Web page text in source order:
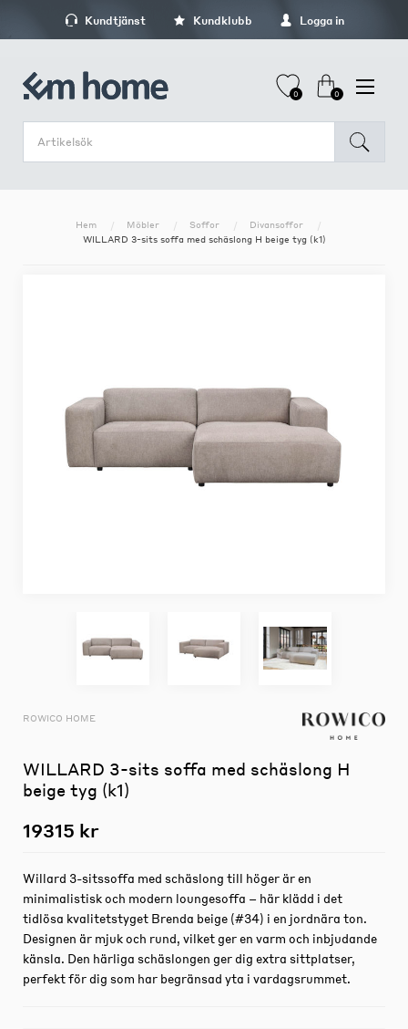
Kundtjänst Kundklubb Logga in
0 0
Hem Möbler Soffor
Divansoffor
WILLARD 3-sits soffa med schäslong H beige tyg (k1)
ROWICO HOME
WILLARD 3-sits soffa med schäslong H
beige tyg (k1)
19315 kr
Willard 3-sitssoffa med schäslong till höger är en
minimalistisk och modern loungesoffa – här klädd i det
tidlösa kvalitetstyget Brenda beige (#34) i en jordnära ton.
Designen är mjuk och rund, vilket ger en varm och inbjudande
känsla. Den härliga schäslongen ger dig extra sittplatser,
perfekt för dig som har begränsad yta i vardagsrummet.